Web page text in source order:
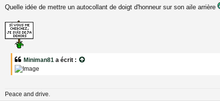
s
a
g
e
Quelle idée de mettre un autocollant de doigt d'honneur sur son aile arrière
Miniman81 a écrit :
Peace and drive.